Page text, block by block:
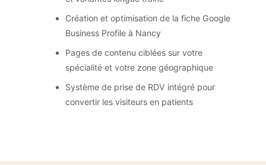
Création et optimisation de la fiche Google
Business Profile à Nancy
Pages de contenu ciblées sur votre
spécialité et votre zone géographique
Système de prise de RDV intégré pour
convertir les visiteurs en patients